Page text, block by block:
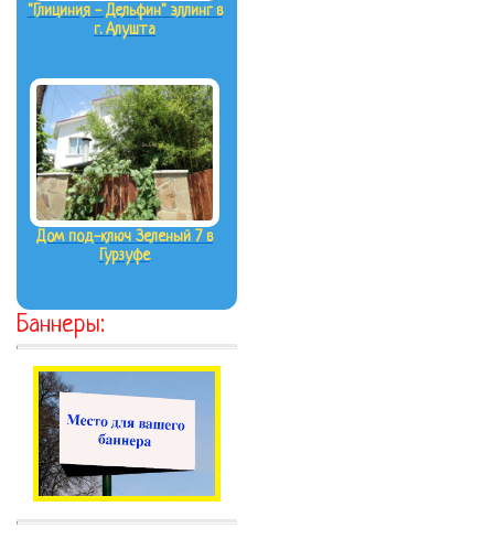
"Глициния - Дельфин" эллинг в
г. Алушта
Дом под-ключ Зеленый 7 в
Гурзуфе
Баннеры: